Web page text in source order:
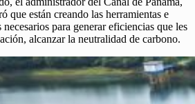
que están creando las herramientas e
para generar eficiencias que les
alcanzar la neutralidad de carbono.